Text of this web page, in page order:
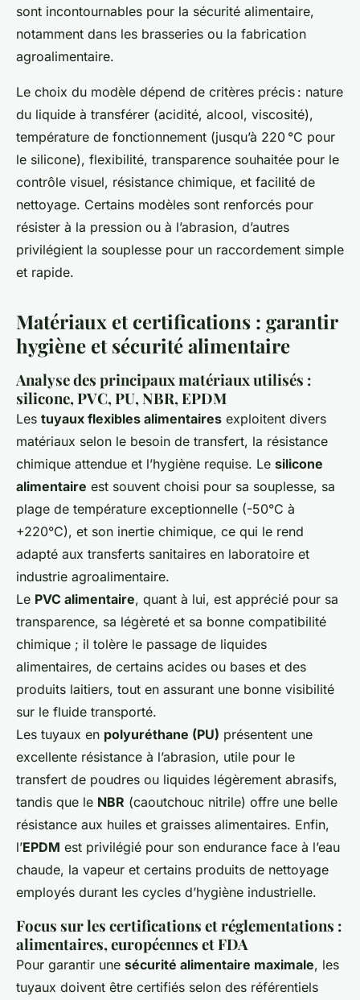
sont incontournables pour la sécurité alimentaire,
notamment dans les brasseries ou la fabrication
agroalimentaire.
Le choix du modèle dépend de critères précis : nature
du liquide à transférer (acidité, alcool, viscosité),
température de fonctionnement (jusqu’à 220 °C pour
le silicone), flexibilité, transparence souhaitée pour le
contrôle visuel, résistance chimique, et facilité de
nettoyage. Certains modèles sont renforcés pour
résister à la pression ou à l’abrasion, d’autres
privilégient la souplesse pour un raccordement simple
et rapide.
Matériaux et certifications : garantir
hygiène et sécurité alimentaire
Analyse des principaux matériaux utilisés :
silicone, PVC, PU, NBR, EPDM
Les tuyaux flexibles alimentaires exploitent divers
matériaux selon le besoin de transfert, la résistance
chimique attendue et l’hygiène requise. Le silicone
alimentaire est souvent choisi pour sa souplesse, sa
plage de température exceptionnelle (-50°C à
+220°C), et son inertie chimique, ce qui le rend
adapté aux transferts sanitaires en laboratoire et
industrie agroalimentaire.
Le PVC alimentaire, quant à lui, est apprécié pour sa
transparence, sa légèreté et sa bonne compatibilité
chimique ; il tolère le passage de liquides
alimentaires, de certains acides ou bases et des
produits laitiers, tout en assurant une bonne visibilité
sur le fluide transporté.
Les tuyaux en polyuréthane (PU) présentent une
excellente résistance à l’abrasion, utile pour le
transfert de poudres ou liquides légèrement abrasifs,
tandis que le NBR (caoutchouc nitrile) offre une belle
résistance aux huiles et graisses alimentaires. Enfin,
l’EPDM est privilégié pour son endurance face à l’eau
chaude, la vapeur et certains produits de nettoyage
employés durant les cycles d’hygiène industrielle.
Focus sur les certifications et réglementations :
alimentaires, européennes et FDA
Pour garantir une sécurité alimentaire maximale, les
tuyaux doivent être certifiés selon des référentiels